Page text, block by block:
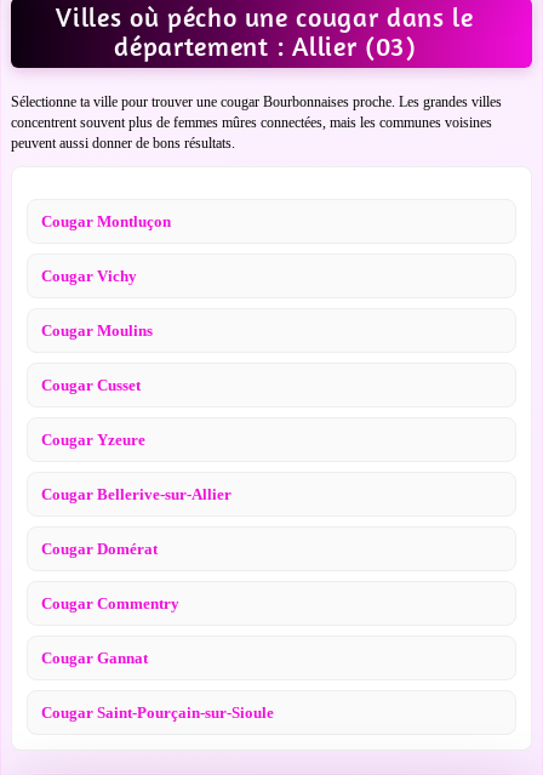
Villes où pécho une cougar dans le
département : Allier (03)
Sélectionne ta ville pour trouver une cougar Bourbonnaises proche. Les grandes villes
concentrent souvent plus de femmes mûres connectées, mais les communes voisines
peuvent aussi donner de bons résultats.
Cougar Montluçon
Cougar Vichy
Cougar Moulins
Cougar Cusset
Cougar Yzeure
Cougar Bellerive-sur-Allier
Cougar Domérat
Cougar Commentry
Cougar Gannat
Cougar Saint-Pourçain-sur-Sioule